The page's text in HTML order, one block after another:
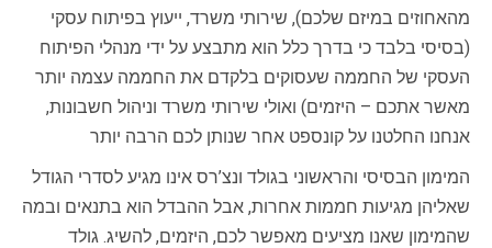
מהאחוזים במיזם שלכם), שירותי משרד, ייעוץ בפיתוח עסקי
(בסיסי בלבד כי בדרך כלל הוא מתבצע על ידי מנהלי הפיתוח
העסקי של החממה שעסוקים בלקדם את החממה עצמה יותר
מאשר אתכם – היזמים) ואולי שירותי משרד וניהול חשבונות,
אנחנו החלטנו על קונספט אחר שנותן לכם הרבה יותר
המימון הבסיסי והראשוני בגולד ונצ’רס אינו מגיע לסדרי הגודל
שאליהן מגיעות חממות אחרות, אבל ההבדל הוא בתנאים ובמה
שהמימון שאנו מציעים מאפשר לכם, היזמים, להשיג. גולד